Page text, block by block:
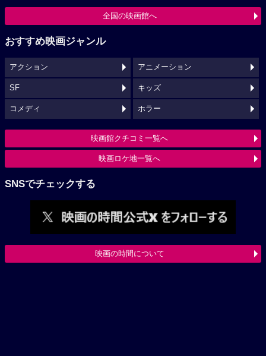
全国の映画館へ
おすすめ映画ジャンル
アクション アニメーション
SF キッズ
コメディ ホラー
映画館クチコミ一覧へ
映画ロケ地一覧へ
SNSでチェックする
映画の時間について